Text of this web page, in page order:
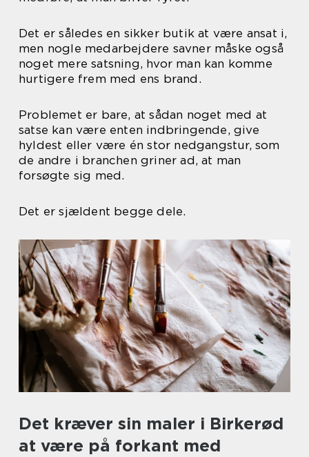
Det er således en sikker butik at være ansat i,
men nogle medarbejdere savner måske også
noget mere satsning, hvor man kan komme
hurtigere frem med ens brand.
Problemet er bare, at sådan noget med at
satse kan være enten indbringende, give
hyldest eller være én stor nedgangstur, som
de andre i branchen griner ad, at man
forsøgte sig med.
Det er sjældent begge dele.
Det kræver sin maler i Birkerød
at være på forkant med